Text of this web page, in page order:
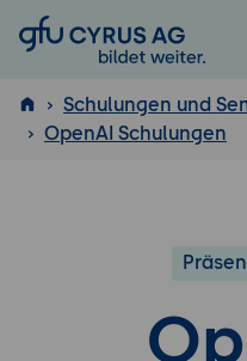
GFU Cyrus AG
Schulungen und
OpenAI Schulungen